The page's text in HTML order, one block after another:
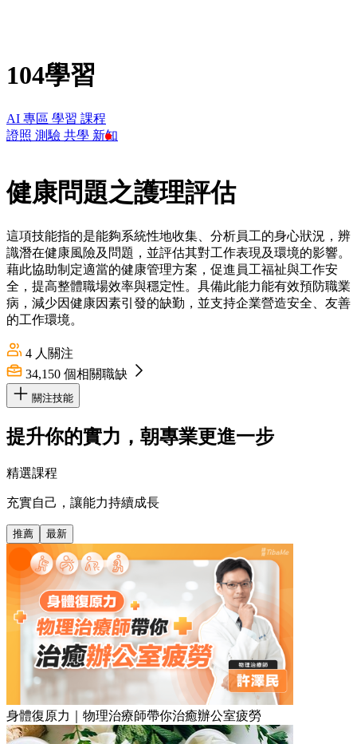
104學習
AI 專區 學習 課程
證照 測驗 共學 新知
健康問題之護理評估
這項技能指的是能夠系統性地收集、分析員工的身心狀況，辨
識潛在健康風險及問題，並評估其對工作表現及環境的影響。
藉此協助制定適當的健康管理方案，促進員工福祉與工作安
全，提高整體職場效率與穩定性。具備此能力能有效預防職業
病，減少因健康因素引發的缺勤，並支持企業營造安全、友善
的工作環境。
4 人關注
34,150 個相關職缺
關注技能
提升你的實力，朝專業更進一步
精選課程
充實自己，讓能力持續成長
推薦 最新
身體復原力｜物理治療師帶你治癒辦公室疲勞